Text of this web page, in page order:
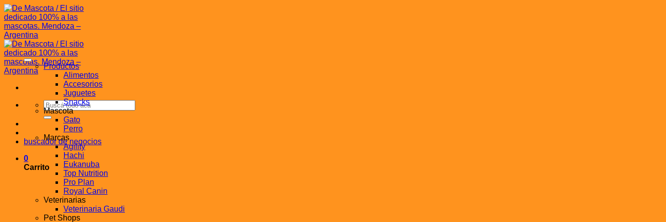
Saltar
al
contenido
Buscar
por:
buscador de negocios
0
Carrito
Productos
Alimentos
Accesorios
Juguetes
Snacks
Mascota
Gato
Perro
Marcas
Agility
Hachi
Eukanuba
Top Nutrition
Pro Plan
Royal Canin
Veterinarias
Veterinaria Gaudi
Pet Shops